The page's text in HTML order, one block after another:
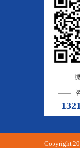
Copyright